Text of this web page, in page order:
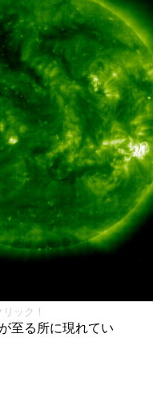
ック！
至る所に現れてい